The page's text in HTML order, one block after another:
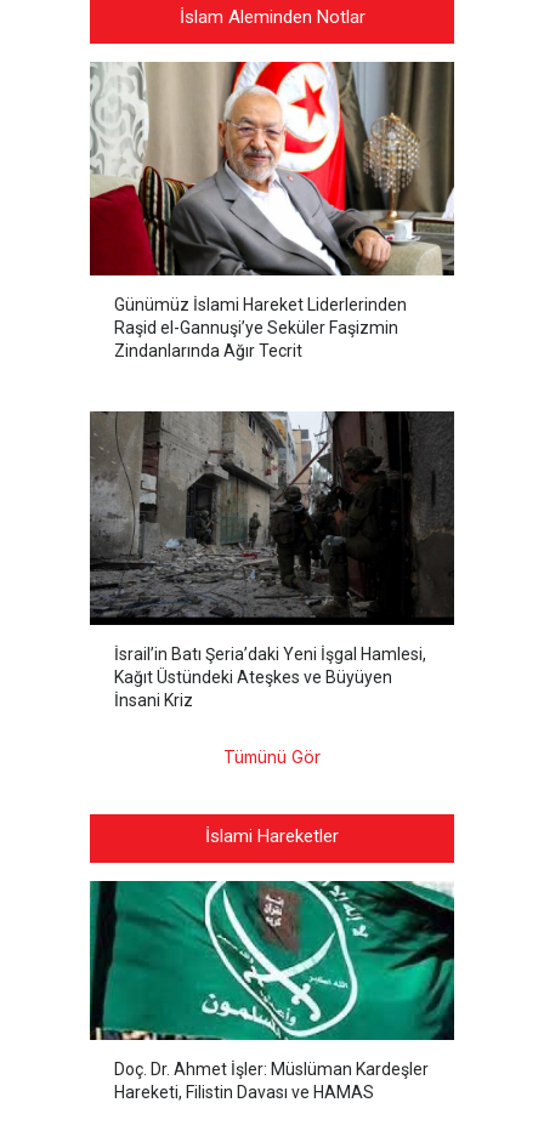
İslam Aleminden Notlar
Günümüz İslami Hareket Liderlerinden
Raşid el-Gannuşi’ye Seküler Faşizmin
Zindanlarında Ağır Tecrit
İsrail’in Batı Şeria’daki Yeni İşgal Hamlesi,
Kağıt Üstündeki Ateşkes ve Büyüyen
İnsani Kriz
Tümünü Gör
İslami Hareketler
Doç. Dr. Ahmet İşler: Müslüman Kardeşler
Hareketi, Filistin Davası ve HAMAS